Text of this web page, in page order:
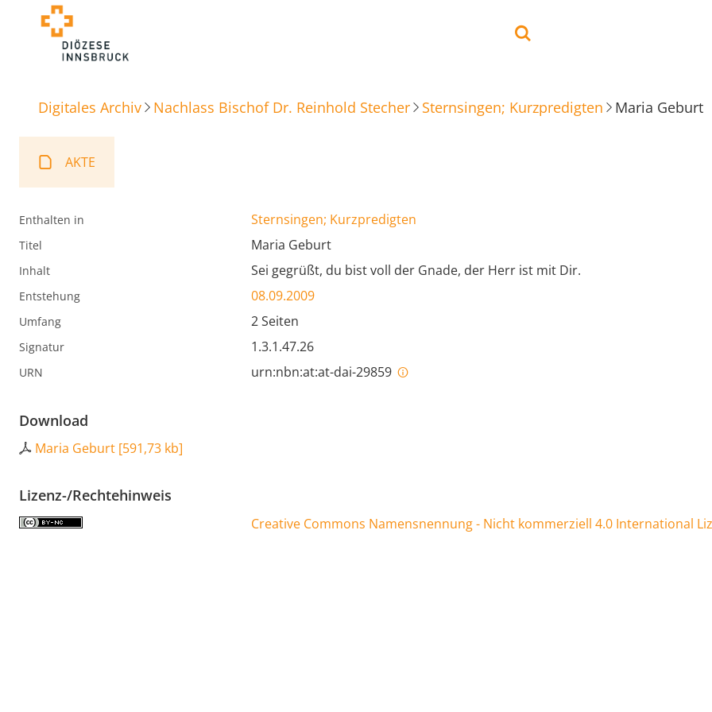
Digitales Archiv Nachlass Bischof Dr. Reinhold Stecher Sternsingen; Kurzpredigten Maria Geburt
AKTE
Enthalten in Sternsingen; Kurzpredigten
Titel Maria Geburt
Inhalt Sei gegrüßt, du bist voll der Gnade, der Herr ist mit Dir.
Entstehung 08.09.2009
Umfang 2 Seiten
Signatur 1.3.1.47.26
URN urn:nbn:at:at-dai-29859
Download
Maria Geburt [591,73 kb]
Lizenz-/Rechtehinweis
Creative Commons Namensnennung - Nicht kommerziell 4.0 International